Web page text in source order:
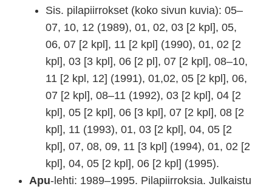
Sis. pilapiirrokset (koko sivun kuvia): 05–
07, 10, 12 (1989), 01, 02, 03 [2 kpl], 05,
06, 07 [2 kpl], 11 [2 kpl] (1990), 01, 02 [2
kpl], 03 [3 kpl], 06 [2 pl], 07 [2 kpl], 08–10,
11 [2 kpl, 12] (1991), 01,02, 05 [2 kpl], 06,
07 [2 kpl], 08–11 (1992), 03 [2 kpl], 04 [2
kpl], 05 [2 kpl], 06 [3 kpl], 07 [2 kpl], 08 [2
kpl], 11 (1993), 01, 03 [2 kpl], 04, 05 [2
kpl], 07, 08, 09, 11 [3 kpl] (1994), 01, 02 [2
kpl], 04, 05 [2 kpl], 06 [2 kpl] (1995).
Apu-lehti: 1989–1995. Pilapiirroksia. Julkaistu